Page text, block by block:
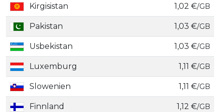
Kirgisistan 1,02 €/GB
Pakistan 1,03 €/GB
Usbekistan 1,03 €/GB
Luxemburg 1,11 €/GB
Slowenien 1,11 €/GB
Finnland 1,12 €/GB